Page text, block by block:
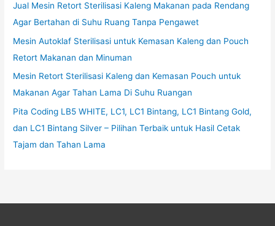
Jual Mesin Retort Sterilisasi Kaleng Makanan pada Rendang
Agar Bertahan di Suhu Ruang Tanpa Pengawet
Mesin Autoklaf Sterilisasi untuk Kemasan Kaleng dan Pouch
Retort Makanan dan Minuman
Mesin Retort Sterilisasi Kaleng dan Kemasan Pouch untuk
Makanan Agar Tahan Lama Di Suhu Ruangan
Pita Coding LB5 WHITE, LC1, LC1 Bintang, LC1 Bintang Gold,
dan LC1 Bintang Silver – Pilihan Terbaik untuk Hasil Cetak
Tajam dan Tahan Lama